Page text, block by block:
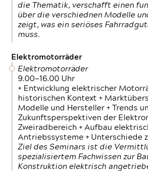
die Thematik, verschafft einen
über die verschiednen Modelle
zeigt, was ein seriöses
muss.
Elektromotorräder
Elektromotorräder
9.00—16.00 Uhr
+ Entwicklung elektrischer
historischen Kontext +
Modelle und Hersteller + Trends
Zukunftsperspektiven der
Zweiradbereich + Aufbau
Antriebssysteme + Unterschiede
Ziel des Seminars ist die
spezialisiertem Fachwissen zur
Konstruktion elektrisch